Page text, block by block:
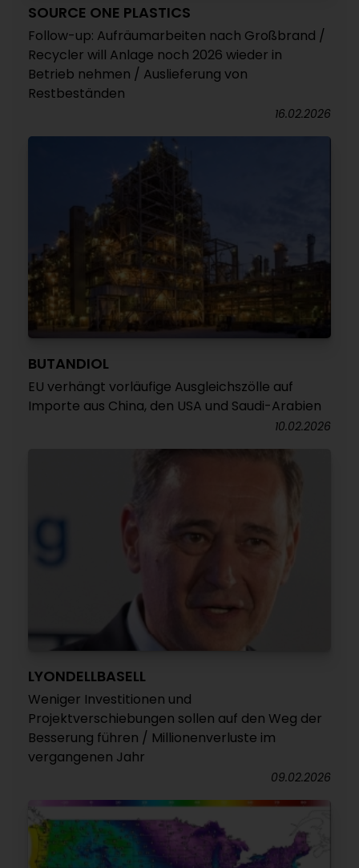
SOURCE ONE PLASTICS
Follow-up: Aufräumarbeiten nach Großbrand /
Recycler will Anlage noch 2026 wieder in
Betrieb nehmen / Auslieferung von
Restbeständen
16.02.2026
BUTANDIOL
EU verhängt vorläufige Ausgleichszölle auf
Importe aus China, den USA und Saudi-Arabien
10.02.2026
LYONDELLBASELL
Weniger Investitionen und
Projektverschiebungen sollen auf den Weg der
Besserung führen / Millionenverluste im
vergangenen Jahr
09.02.2026